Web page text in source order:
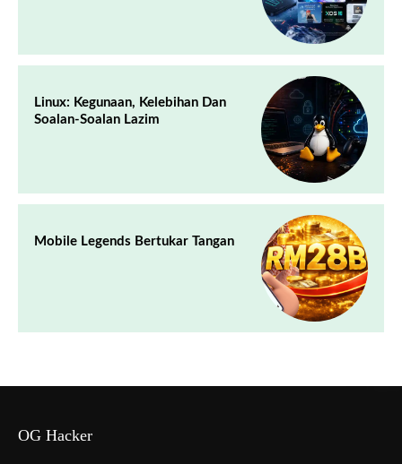
Linux: Kegunaan, Kelebihan Dan
Soalan-Soalan Lazim
Mobile Legends Bertukar Tangan
OG Hacker